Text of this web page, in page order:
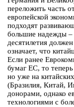
переложить часть
европейской
подходят
большие надежды –
десятилетия
означает, что
Если ранее
бумаг ЕС, то
но уже на
(Бразилия, Китай,
донорами, однако
технологиями с